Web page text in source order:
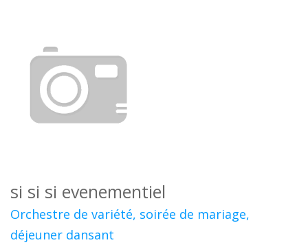
si si si evenementiel
Orchestre de variété, soirée de mariage,
déjeuner dansant